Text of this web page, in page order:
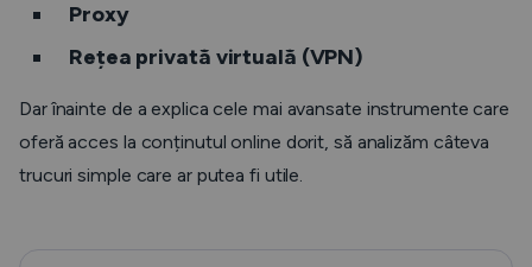
Proxy
Rețea privată virtuală (VPN)
Dar înainte de a explica cele mai avansate instrumente care
oferă acces la conținutul online dorit, să analizăm câteva
trucuri simple care ar putea fi utile.